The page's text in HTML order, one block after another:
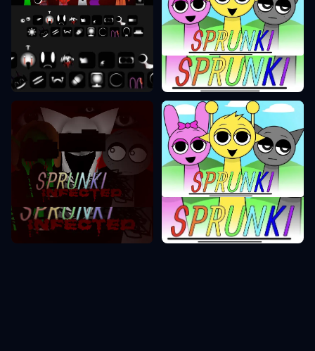
Sprunkiフェーズ10
Sprunkiフェーズ
Sprunkiフェーズ2
Sprunkiフェーズ1